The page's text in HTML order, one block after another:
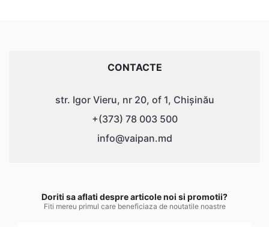
CONTACTE
str. Igor Vieru, nr 20, of 1, Chișinău
+(373) 78 003 500
info@vaipan.md
Doriti sa aflati despre articole noi si promotii?
Fiti mereu primul care beneficiaza de noutatile noastre